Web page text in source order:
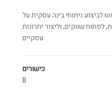
לביצוע ניתוחי בינה עסקית על
לפתוח שווקים, וליצור יתרונות
עסקיים
כישורים
B